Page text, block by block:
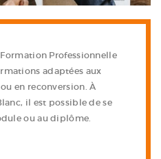
Professionnelle
adaptées aux
en reconversion. À
il est possible de se
ou au diplôme.